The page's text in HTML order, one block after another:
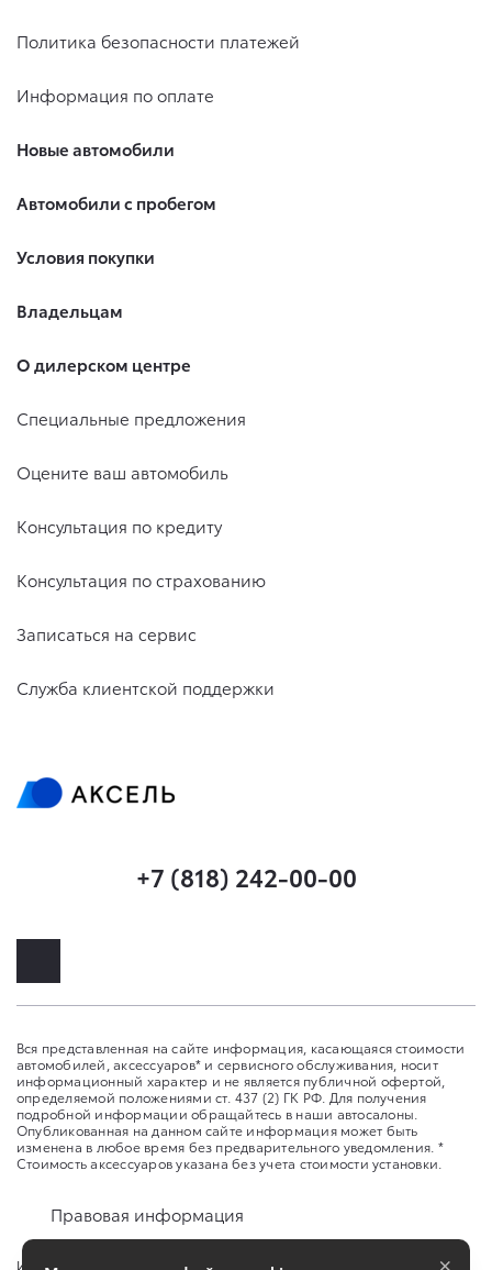
Политика безопасности платежей
Информация по оплате
Новые автомобили
Автомобили с пробегом
Условия покупки
Владельцам
О дилерском центре
Специальные предложения
Оцените ваш автомобиль
Консультация по кредиту
Консультация по страхованию
Записаться на сервис
Служба клиентской поддержки
+7 (818) 242-00-00
Вся представленная на сайте информация, касающаяся стоимости
автомобилей, аксессуаров* и сервисного обслуживания, носит
информационный характер и не является публичной офертой,
определяемой положениями ст. 437 (2) ГК РФ. Для получения
подробной информации обращайтесь в наши автосалоны.
Опубликованная на данном сайте информация может быть
изменена в любое время без предварительного уведомления. *
Стоимость аксессуаров указана без учета стоимости установки.
Правовая информация
Изменить настройку cookies